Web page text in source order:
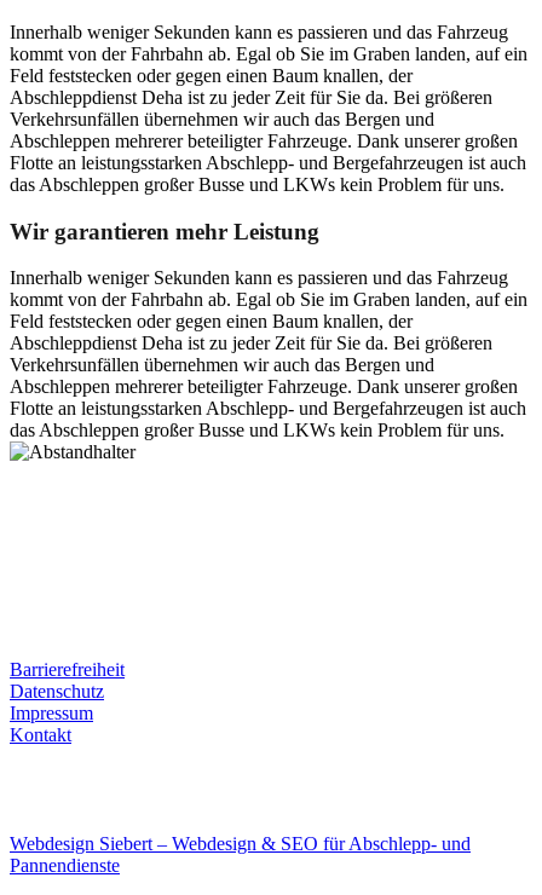
Innerhalb weniger Sekunden kann es passieren und das Fahrzeug
kommt von der Fahrbahn ab. Egal ob Sie im Graben landen, auf ein
Feld feststecken oder gegen einen Baum knallen, der
Abschleppdienst Deha ist zu jeder Zeit für Sie da. Bei größeren
Verkehrsunfällen übernehmen wir auch das Bergen und
Abschleppen mehrerer beteiligter Fahrzeuge. Dank unserer großen
Flotte an leistungsstarken Abschlepp- und Bergefahrzeugen ist auch
das Abschleppen großer Busse und LKWs kein Problem für uns.
Wir garantieren mehr Leistung
Innerhalb weniger Sekunden kann es passieren und das Fahrzeug
kommt von der Fahrbahn ab. Egal ob Sie im Graben landen, auf ein
Feld feststecken oder gegen einen Baum knallen, der
Abschleppdienst Deha ist zu jeder Zeit für Sie da. Bei größeren
Verkehrsunfällen übernehmen wir auch das Bergen und
Abschleppen mehrerer beteiligter Fahrzeuge. Dank unserer großen
Flotte an leistungsstarken Abschlepp- und Bergefahrzeugen ist auch
das Abschleppen großer Busse und LKWs kein Problem für uns.
Barrierefreiheit
Datenschutz
Impressum
Kontakt
Webdesign Siebert – Webdesign & SEO für Abschlepp- und
Pannendienste